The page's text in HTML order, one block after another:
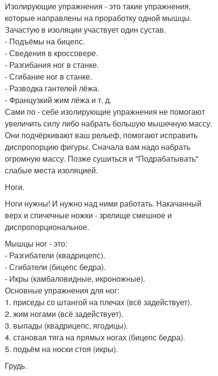
Изолирующие упражнения - это такие упражнения,
которые направлены на проработку одной мышцы.
Зачастую в изоляции участвует один сустав.
- Подъёмы на бицепс.
- Сведения в кроссовере.
- Разгибания ног в станке.
- Сгибание ног в станке.
- Разводка гантелей лёжа.
- Французкий жим лёжа и т. д.
Сами по - себе изолирующие упражнения не помогают
увеличить силу либо набрать большую мышечную массу.
Они подчёркивают ваш рельеф, помогают исправить
диспропорцию фигуры. Сначала вам надо набрать
огромную массу. Позже сушиться и "Подрабатывать"
слабые места изоляцией.
Ноги.
Ноги нужны! И нужно над ними работать. Накачанный
верх и спичечные ножки - зрелище смешное и
диспропорциональное.
Мышцы ног - это:
- Разгибатели (квадрицепс).
- Сгибатели (бицепс бедра).
- Икры (камбаловидные, икроножные).
Основные упражнения для ног:
1. приседы со штангой на плечах (всё задействует).
2. жим ногами (всё задействует).
3. выпады (квадрицепс, ягодицы).
4. становая тяга на прямых ногах (бицепс бедра).
5. подьём на носки стоя (икры).
Грудь.